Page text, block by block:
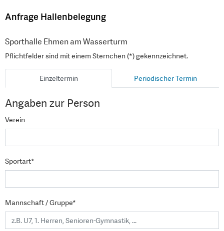
Anfrage Hallenbelegung
Sporthalle Ehmen am Wasserturm
Pflichtfelder sind mit einem Sternchen (*) gekennzeichnet.
Einzeltermin Periodischer Termin
Angaben zur Person
Verein
Sportart*
Mannschaft / Gruppe*